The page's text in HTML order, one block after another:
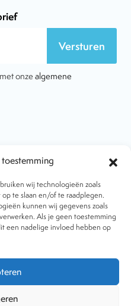
wij technologieën zoals
te slaan en/of te raadplegen.
kunnen wij gegevens zoals
Als je geen toestemming
een nadelige invloed hebben op
Versturen
onze algemene